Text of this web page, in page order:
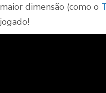
maior dimensão (como o
jogado!